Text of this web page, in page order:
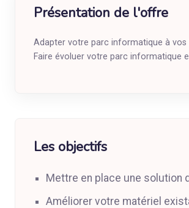
Présentation de l'offre
Adapter votre parc informatique à vos
Faire évoluer votre parc informatique
Les objectifs
Mettre en place une solution
Améliorer votre matériel